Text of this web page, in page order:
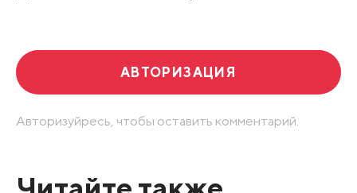
АВТОРИЗАЦИЯ
Авторизуйресь, чтобы оставить комментарий.